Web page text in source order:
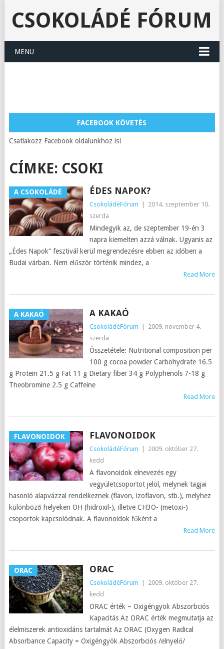
CSOKOLÁDÉ FÓRUM
MENU
FACEBOOK KÖVETÉS
Csatlakozz Facebook oldalunkhoz is!
CÍMKE: CSOKI
A CSOKOLÁDÉ ÉDES NAPOK?
CsokoládéFórum
2014. szeptember 10.
szerda
Mindegyik az, de szeptember 19-én 3
napra kiemelten azzá válnak. Ugyanis az
„Édes Napok” fesztivál kerül megrendezésre ebben az időben a
Budai várban. Nem először történik mindez, a
Read More
A KAKAÓ A KAKAÓ
CsokoládéFórum
2009. november 4.
szerda
Összetétele: Nutritional composition per
100 g cocoa powder Carbohydrate 16.5
g Protein 21.5 g Fat 11 g Dietary fiber 34 g Polyphenols 7-18 g
Theobromine 2.5 g Caffeine
Read More
FLAVONOIDOK FLAVONOIDOK
CsokoládéFórum
2009. október 27.
kedd
A flavonoidok elnevezés egy
vegyületcsoportot jelöl, melynek tagjai
hasonló alapvázzal rendelkeznek (flavon, izoflavon, stb.), melyhez
különböző helyeken OH (hidroxil-), illetve CH3O- (metoxi-)
csoportok kapcsolódnak. A flavonoidok főként a
Read More
ORAC ORAC
CsokoládéFórum
2009. október 27.
kedd
ORAC érték – Oxigéngyök Abszorbciós
Kapacitás Az ORAC érték megmutatja az
élelmiszerek antioxidáns tartalmát Az ORAC (Oxygen Radical
Absorbance Capacity = Oxigéngyök Abszorbciós /elnyelő/